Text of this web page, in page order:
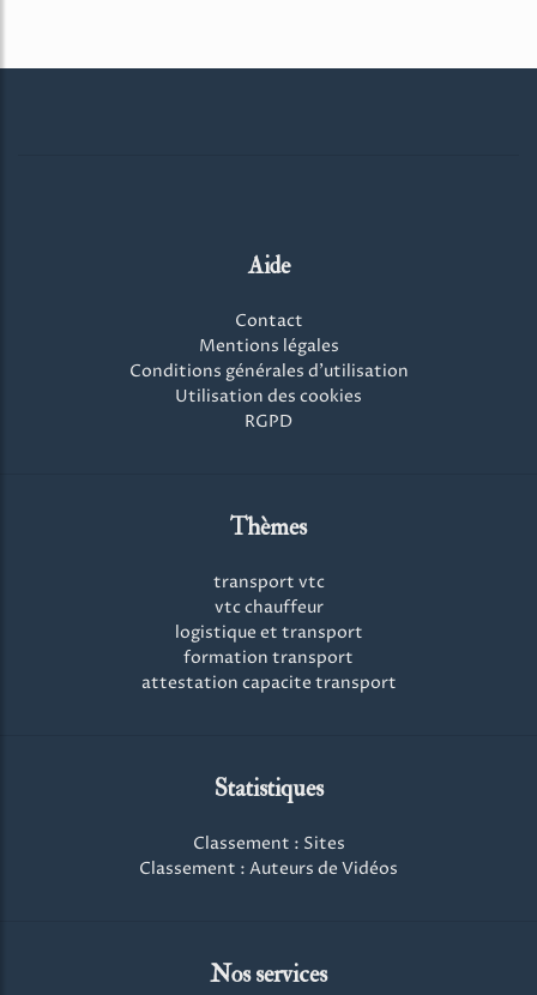
Aide
Contact
Mentions légales
Conditions générales d'utilisation
Utilisation des cookies
RGPD
Thèmes
transport vtc
vtc chauffeur
logistique et transport
formation transport
attestation capacite transport
Statistiques
Classement : Sites
Classement : Auteurs de Vidéos
Nos services